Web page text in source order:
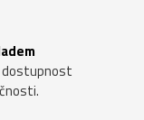
dostupnost